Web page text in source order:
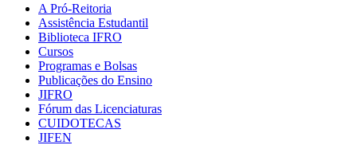
A Pró-Reitoria
Assistência Estudantil
Biblioteca IFRO
Cursos
Programas e Bolsas
Publicações do Ensino
JIFRO
Fórum das Licenciaturas
CUIDOTECAS
JIFEN